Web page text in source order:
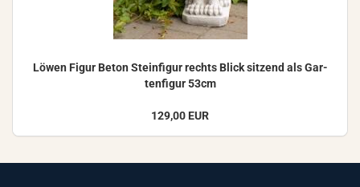
Löwen Figur Beton Stein­fi­gur rechts Blick sit­zend als Gar­
ten­fi­gur 53cm
129,00 EUR